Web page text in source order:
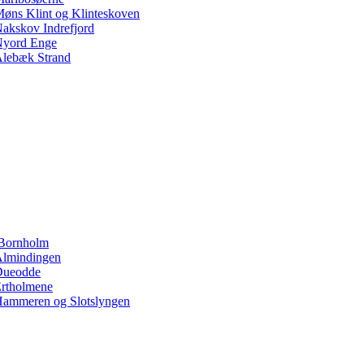
Klint og Klinteskoven
Indrefjord
Enge
Strand
og Slotslyngen